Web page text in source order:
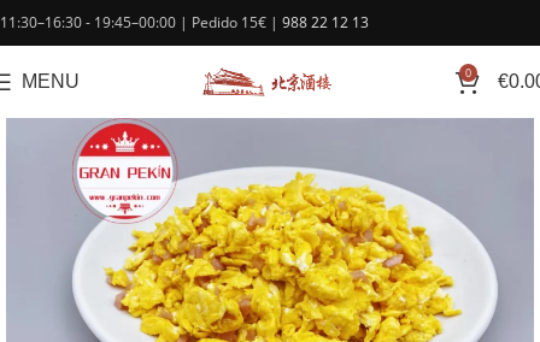
contenido
11:30–16:30 - 19:45–00:00 | Pedido 15€ | 988 22 12 13
MENU 0 €